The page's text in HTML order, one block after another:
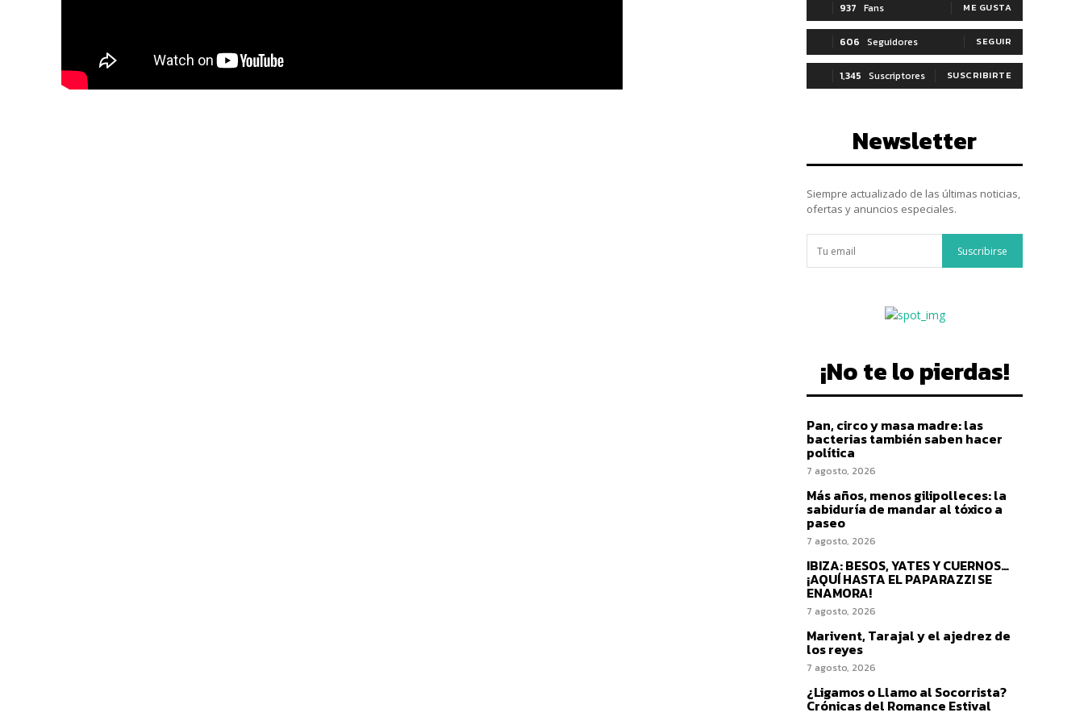
937 Fans ME GUSTA
606 Seguidores SEGUIR
1,345 Suscriptores SUSCRIBIRTE
Newsletter
Siempre actualizado de las últimas noticias,
ofertas y anuncios especiales.
Suscribirse
¡No te lo pierdas!
Pan, circo y masa madre: las
bacterias también saben hacer
política
7 agosto, 2026
Más años, menos gilipolleces: la
sabiduría de mandar al tóxico a
paseo
7 agosto, 2026
IBIZA: BESOS, YATES Y CUERNOS…
¡AQUÍ HASTA EL PAPARAZZI SE
ENAMORA!
7 agosto, 2026
Marivent, Tarajal y el ajedrez de
los reyes
7 agosto, 2026
¿Ligamos o Llamo al Socorrista?
Crónicas del Romance Estival